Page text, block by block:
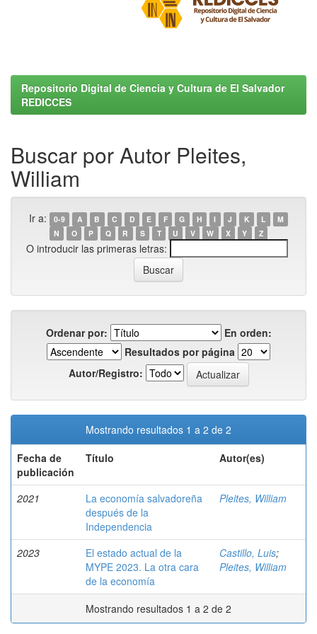
Repositorio Digital de Ciencia y Cultura de El Salvador
REDICCES
Buscar por Autor Pleites,
William
Ir a: 0-9 A B C D E F G H I J K L
M
N
O P Q R S T U V W X Y Z
O introducir las primeras letras:
Ordenar por:
En orden:
Resultados por página
Autor/Registro:
Mostrando resultados 1 a 2 de 2
Fecha de
publicación
Título Autor(es)
2021
La economía salvadoreña
después de la
Independencia
Pleites, William
2023
El estado actual de la
MYPE 2023. La otra cara
de la economía
Castillo, Luis;
Pleites, William
Mostrando resultados 1 a 2 de 2